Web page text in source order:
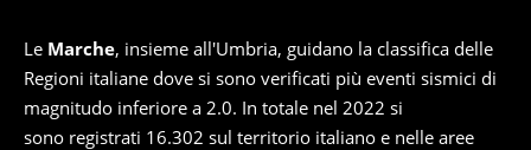
Le Marche, insieme all'Umbria, guidano la classifica delle
Regioni italiane dove si sono verificati più eventi sismici di
magnitudo inferiore a 2.0. In totale nel 2022 si
sono registrati 16.302 sul territorio italiano e nelle aree